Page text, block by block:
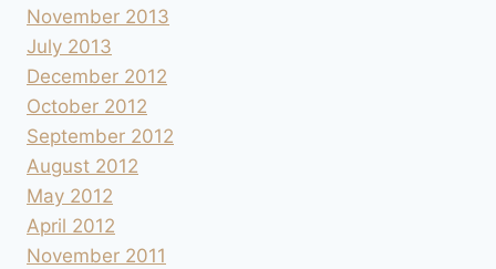
November 2013
July 2013
December 2012
October 2012
September 2012
August 2012
May 2012
April 2012
November 2011